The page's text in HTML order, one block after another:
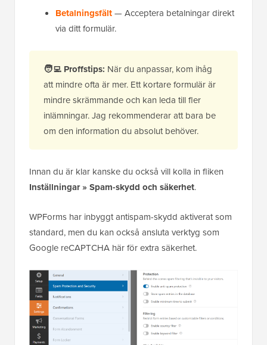
Betalningsfält— Acceptera betalningar direkt
via ditt formulär.
🧑‍💻 Proffstips: När du anpassar, kom ihåg
att mindre ofta är mer. Ett kortare formulär är
mindre skrämmande och kan leda till fler
inlämningar. Jag rekommenderar att bara be
om den information du absolut behöver.
Innan du är klar kanske du också vill kolla in fliken
Inställningar » Spam-skydd och säkerhet.
WPForms har inbyggt antispam-skydd aktiverat som
standard, men du kan också ansluta verktyg som
Google reCAPTCHA här för extra säkerhet.